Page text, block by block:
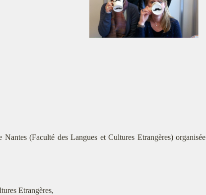
(Faculté des Langues et Cultures Etrangères) organisée
Etrangères,